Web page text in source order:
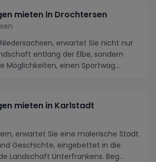
mieten in Drochtersen
erwartet Sie nicht nur
entlang der Elbe, sondern
Möglichkeiten, einen Sportwag...
mieten in Karlstadt
erwartet Sie eine malerische Stadt
Geschichte, eingebettet in die
Landschaft Unterfrankens. Beg...